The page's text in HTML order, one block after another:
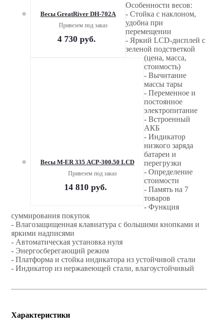
Весы GreatRiver DH-702A
Привезем под заказ
4 730руб.
Весы M-ER 335 ACP-300.50 LCD
Привезем под заказ
14 810 руб.
Особенности весов:
- Стойка с наклоном,
удобна при
перемещении
- Яркий LCD-дисплей с
зеленой подстветкой
(цена, масса,
стоимость)
- Вычитание
массы тары
- Переменное и
постоянное
электропитание
- Встроенный
АКБ
- Индикатор
низкого заряда
батареи и
перегрузки
- Определение
стоимости
- Память на 7
товаров
- Функция
суммирования покупок
- Влагозащищенная клавиатура с большими кнопками и
яркими надписями
- Автоматическая установка нуля
- Энергосберегающий режим
- Платформа и стойка индикатора из устойчивой стали
- Индикатор из нержавеющей стали, влагоустойчивый
Характеристики